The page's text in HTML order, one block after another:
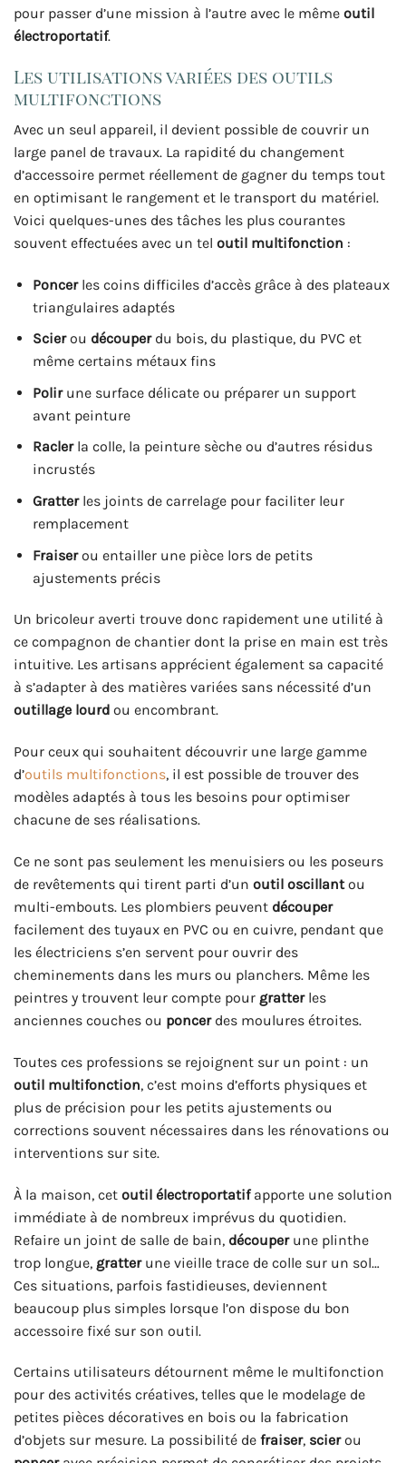
pour passer d’une mission à l’autre avec le même outil
électroportatif.
Les utilisations variées des outils
multifonctions
Avec un seul appareil, il devient possible de couvrir un
large panel de travaux. La rapidité du changement
d’accessoire permet réellement de gagner du temps tout
en optimisant le rangement et le transport du matériel.
Voici quelques-unes des tâches les plus courantes
souvent effectuées avec un tel outil multifonction :
Poncerles coins difficiles d’accès grâce à des plateaux
triangulaires adaptés
Scierou découperdu bois, du plastique, du PVC et
même certains métaux fins
Polirune surface délicate ou préparer un support
avant peinture
Raclerla colle, la peinture sèche ou d’autres résidus
incrustés
Gratterles joints de carrelage pour faciliter leur
remplacement
Fraiserou entailler une pièce lors de petits
ajustements précis
Un bricoleur averti trouve donc rapidement une utilité à
ce compagnon de chantier dont la prise en main est très
intuitive. Les artisans apprécient également sa capacité
à s’adapter à des matières variées sans nécessité d’un
outillage lourd ou encombrant.
Pour ceux qui souhaitent découvrir une large gamme
d’outils multifonctions, il est possible de trouver des
modèles adaptés à tous les besoins pour optimiser
chacune de ses réalisations.
Ce ne sont pas seulement les menuisiers ou les poseurs
de revêtements qui tirent parti d’un outil oscillantou
multi-embouts. Les plombiers peuvent découper
facilement des tuyaux en PVC ou en cuivre, pendant que
les électriciens s’en servent pour ouvrir des
cheminements dans les murs ou planchers. Même les
peintres y trouvent leur compte pour gratterles
anciennes couches ou poncerdes moulures étroites.
Toutes ces professions se rejoignent sur un point : un
outil multifonction, c’est moins d’efforts physiques et
plus de précision pour les petits ajustements ou
corrections souvent nécessaires dans les rénovations ou
interventions sur site.
À la maison, cet outil électroportatifapporte une solution
immédiate à de nombreux imprévus du quotidien.
Refaire un joint de salle de bain, découperune plinthe
trop longue, gratterune vieille trace de colle sur un sol…
Ces situations, parfois fastidieuses, deviennent
beaucoup plus simples lorsque l’on dispose du bon
accessoire fixé sur son outil.
Certains utilisateurs détournent même le multifonction
pour des activités créatives, telles que le modelage de
petites pièces décoratives en bois ou la fabrication
d’objets sur mesure. La possibilité de fraiser, scierou